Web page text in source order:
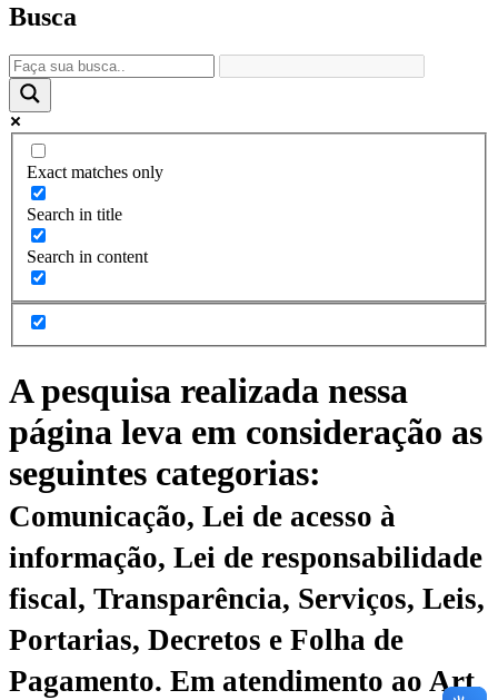
Busca
Exact matches only
Search in title
Search in content
A pesquisa realizada nessa
página leva em consideração as
seguintes categorias:
Comunicação, Lei de acesso à
informação, Lei de responsabilidade
fiscal, Transparência, Serviços, Leis,
Portarias, Decretos e Folha de
Pagamento. Em atendimento ao Art.